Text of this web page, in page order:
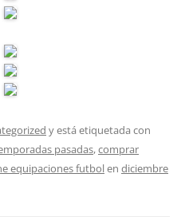
y está etiquetada con
pasadas,comprar
equipaciones futbolen diciembre